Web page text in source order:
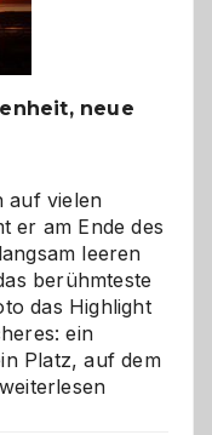
neue
auf vielen
er am Ende des
leeren
berühmteste
das Highlight
ein
Platz, auf dem
Als
weiterlesen